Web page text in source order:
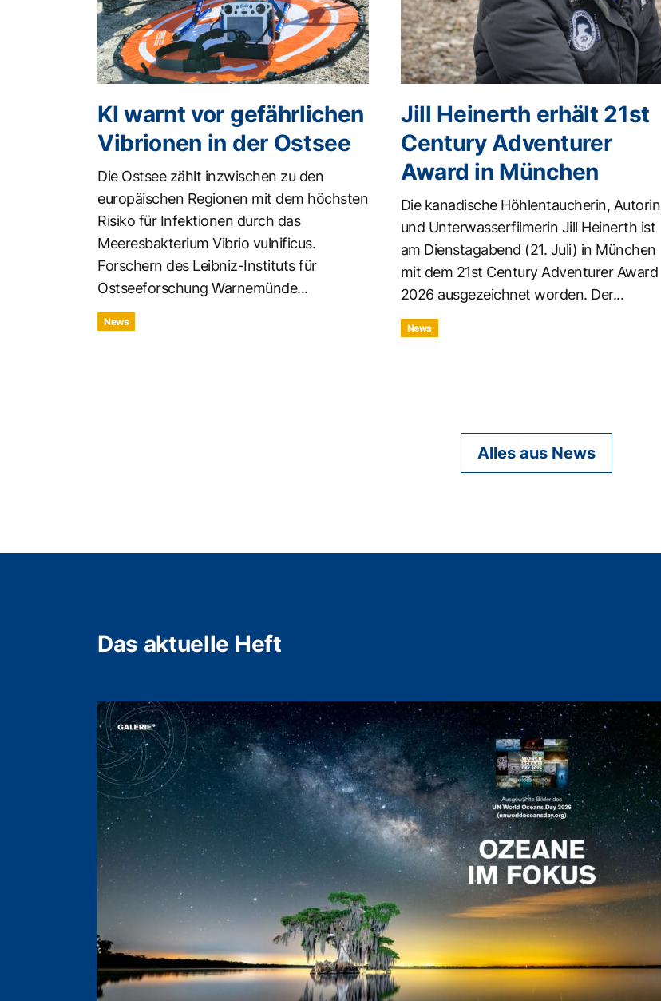
KI warnt vor gefährlichen
Vibrionen in der Ostsee
Die Ostsee zählt inzwischen zu den
europäischen Regionen mit dem höchsten
Risiko für Infektionen durch das
Meeresbakterium Vibrio vulnificus.
Forschern des Leibniz-Instituts für
Ostseeforschung Warnemünde...
News
Jill Heinerth erhält 21st
Century Adventurer
Award in München
Die kanadische Höhlentaucherin, Autorin
und Unterwasserfilmerin Jill Heinerth ist
am Dienstagabend (21. Juli) in München
mit dem 21st Century Adventurer Award
2026 ausgezeichnet worden. Der...
News
Alles aus News
Das aktuelle Heft